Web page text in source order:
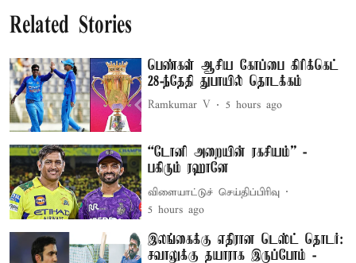
Related Stories
பெண்கள் ஆசிய கோப்பை கிரிக்கெட்
28-ந்தேதி துபாயில் தொடக்கம்
Ramkumar V 5 hours ago
“டோனி அறையின் ரகசியம்” -
பகிரும் ரஹானே
விளையாட்டுச் செய்திப்பிரிவு
5 hours ago
இலங்கைக்கு எதிரான டெஸ்ட் தொடர்:
சவாலுக்கு தயாராக இருப்போம் -